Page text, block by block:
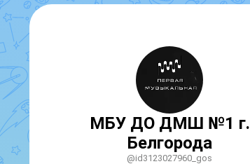
МБУ ДО ДМШ №1 г.
Белгорода
@id3123027960_gos